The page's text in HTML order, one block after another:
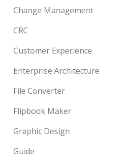
Change Management
CRC
Customer Experience
Enterprise Architecture
File Converter
Flipbook Maker
Graphic Design
Guide